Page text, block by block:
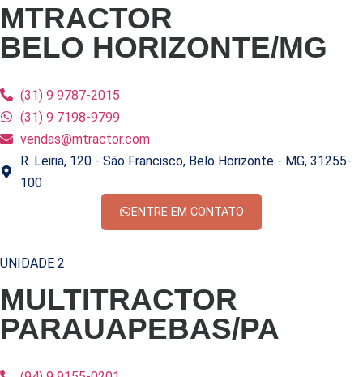
MTRACTOR
BELO HORIZONTE/MG
(31) 9 9787-2015
(31) 9 7198-9799
vendas@mtractor.com
R. Leiria, 120 - São Francisco, Belo Horizonte - MG, 31255-
100
ENTRE EM CONTATO
UNIDADE 2
MULTITRACTOR
PARAUAPEBAS/PA